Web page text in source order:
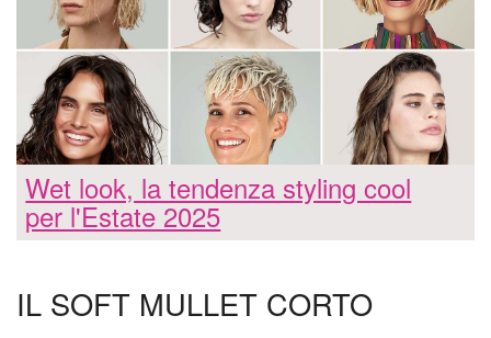
Wet look, la tendenza styling cool
per l'Estate 2025
IL SOFT MULLET CORTO